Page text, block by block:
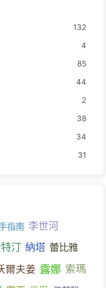
132
4
85
44
2
38
34
31
指南 李世河
汀 納塔 蕾比雅
爾夫姜 露娜 索瑪